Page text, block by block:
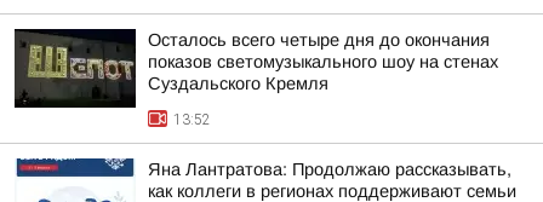
Осталось всего четыре дня до окончания
показов светомузыкального шоу на стенах
Суздальского Кремля
13:52
Яна Лантратова: Продолжаю рассказывать,
как коллеги в регионах поддерживают семьи